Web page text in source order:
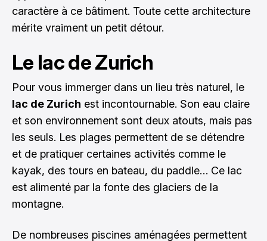
caractère à ce bâtiment. Toute cette architecture
mérite vraiment un petit détour.
Le lac de Zurich
Pour vous immerger dans un lieu très naturel, le
lac de Zurich est incontournable. Son eau claire
et son environnement sont deux atouts, mais pas
les seuls. Les plages permettent de se détendre
et de pratiquer certaines activités comme le
kayak, des tours en bateau, du paddle… Ce lac
est alimenté par la fonte des glaciers de la
montagne.
De nombreuses piscines aménagées permettent